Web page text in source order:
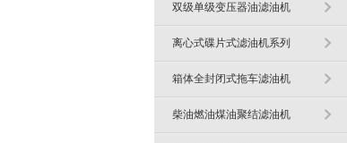
双级单级变压器油滤油机
离心式碟片式滤油机系列
箱体全封闭式拖车滤油机
柴油燃油煤油聚结滤油机